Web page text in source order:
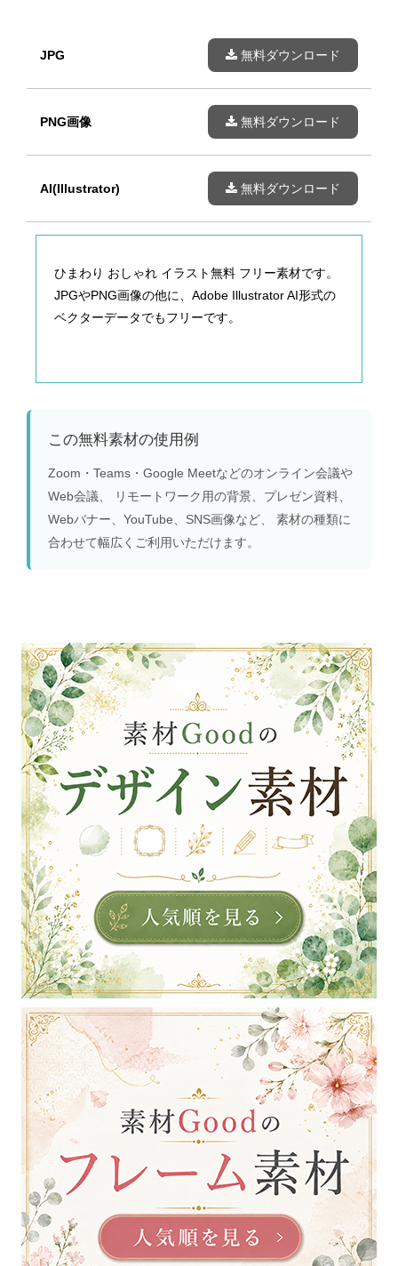
JPG 無料ダウンロード
PNG画像 無料ダウンロード
AI(Illustrator) 無料ダウンロード
ひまわり おしゃれ イラスト無料 フリー素材です。
JPGやPNG画像の他に、Adobe Illustrator AI形式の
ベクターデータでもフリーです。
この無料素材の使用例
Zoom・Teams・Google Meetなどのオンライン会議や
Web会議、 リモートワーク用の背景、プレゼン資料、
Webバナー、YouTube、SNS画像など、 素材の種類に
合わせて幅広くご利用いただけます。